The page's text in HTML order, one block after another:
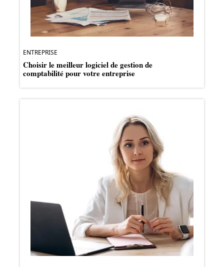
ENTREPRISE
Choisir le meilleur logiciel de gestion de
comptabilité pour votre entreprise